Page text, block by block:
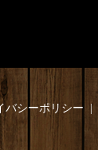
バシーポリシー